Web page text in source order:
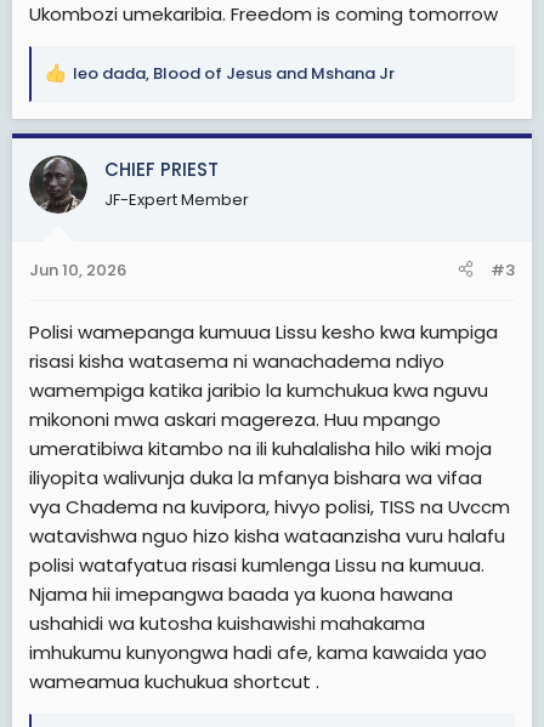
Ukombozi umekaribia. Freedom is coming tomorrow
R
a
c
t
i
s
leo dada, Blood of Jesus and Mshana Jr
CHIEF PRIEST
JF-Expert Member
Jun 10, 2026 #3
Polisi wamepanga kumuua Lissu kesho kwa kumpiga
risasi kisha watasema ni wanachadema ndiyo
wamempiga katika jaribio la kumchukua kwa nguvu
mikononi mwa askari magereza. Huu mpango
umeratibiwa kitambo na ili kuhalalisha hilo wiki moja
iliyopita walivunja duka la mfanya bishara wa vifaa
vya Chadema na kuvipora, hivyo polisi, TISS na Uvccm
watavishwa nguo hizo kisha wataanzisha vuru halafu
polisi watafyatua risasi kumlenga Lissu na kumuua.
Njama hii imepangwa baada ya kuona hawana
ushahidi wa kutosha kuishawishi mahakama
imhukumu kunyongwa hadi afe, kama kawaida yao
wameamua kuchukua shortcut .